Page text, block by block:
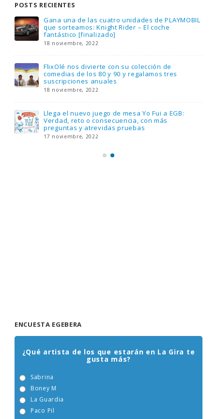
POSTS RECIENTES
Gana una de las cuatro unidades de PLAYMOBIL
que sorteamos: Knight Rider – El coche
fantástico [finalizado]
18 noviembre, 2022
FlixOlé nos divierte con su colección de
comedias de los 80 y 90 y regalamos tres
suscripciones anuales
18 noviembre, 2022
Llega el nuevo juego de mesa Yo Fui a EGB:
Verdad, reto o consecuencia, con más
preguntas y atrevidas pruebas
17 noviembre, 2022
ENCUESTA EGEBERA
¿Qué artista de los que estarán en La Gira te
gusta más?
Sabrina
Boney M
La Guardia
Paco Pil